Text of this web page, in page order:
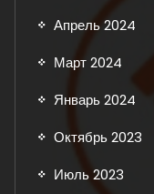
Апрель 2024
Март 2024
Январь 2024
Октябрь 2023
Июль 2023